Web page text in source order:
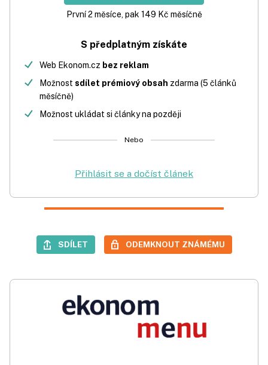
První 2 měsíce, pak 149 Kč měsíčně
S předplatným získáte
Web Ekonom.cz bez reklam
Možnost sdílet prémiový obsah zdarma (5 článků
měsíčně)
Možnost ukládat si články na později
Nebo
Přihlásit se a dočíst článek
SDÍLET ODEMKNOUT ZNÁMÉMU